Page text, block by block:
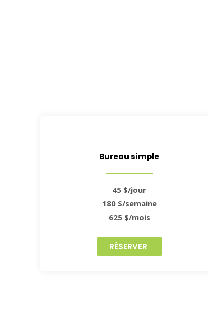
Bureau simple
45 $/jour
180 $/semaine
625 $/mois
RÉSERVER